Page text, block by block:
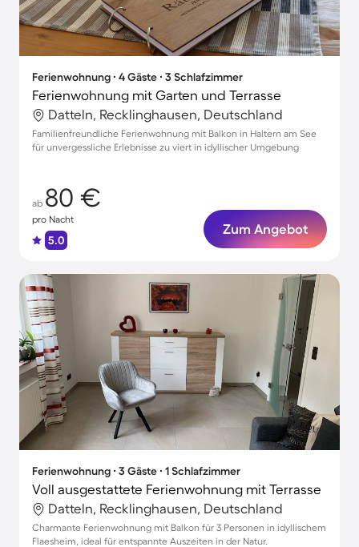
Ferienwohnung ∙ 4 Gäste ∙ 3 Schlafzimmer
Ferienwohnung mit Garten und Terrasse
Datteln, Recklinghausen, Deutschland
Familienfreundliche Ferienwohnung mit Balkon in Haltern am See
für unvergessliche Erlebnisse zu viert in idyllischer Umgebung
ab 80 €
pro Nacht
5.0
Zum Angebot
Ferienwohnung ∙ 3 Gäste ∙ 1 Schlafzimmer
Voll ausgestattete Ferienwohnung mit Terrasse
Datteln, Recklinghausen, Deutschland
Charmante Ferienwohnung mit Balkon für 3 Personen in idyllischem
Flaesheim, ideal für entspannte Auszeiten in der Natur.